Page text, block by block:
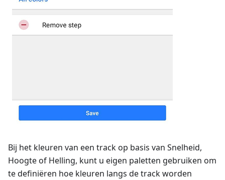
Bij het kleuren van een track op basis van Snelheid,
Hoogte of Helling, kunt u eigen paletten gebruiken om
te definiëren hoe kleuren langs de track worden